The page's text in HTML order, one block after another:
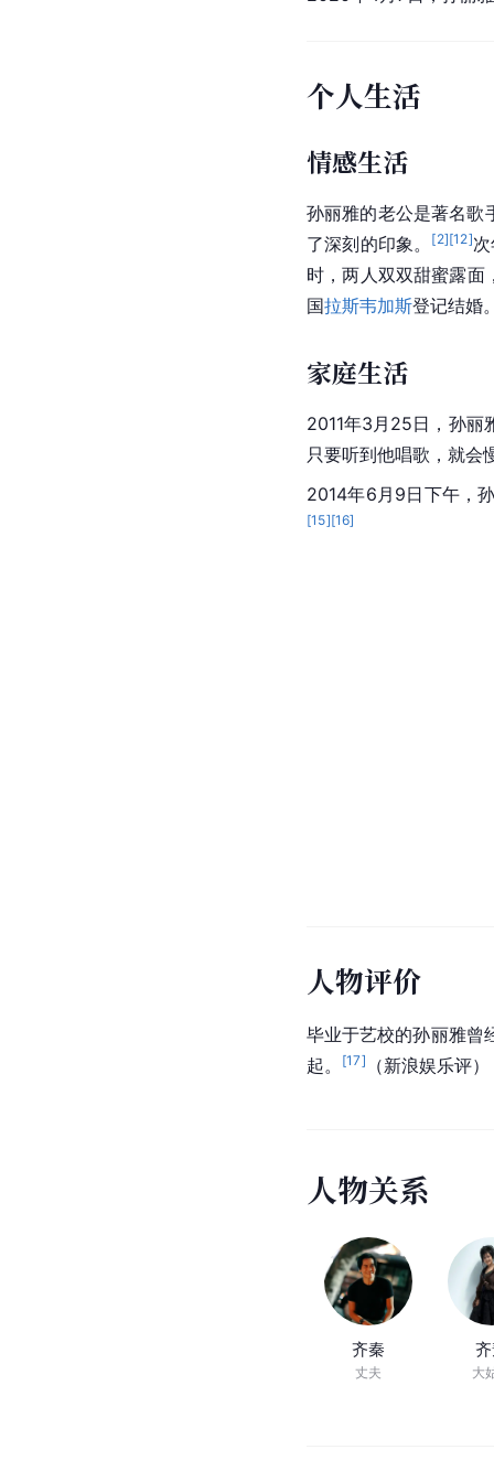
个人生活
情感生活
孙丽雅的老公是著名歌
了深刻的印象。
[2][12]
时，两人双双甜蜜露面
国拉斯韦加斯登记结婚
家庭生活
2011年3月25日，孙丽
只要听到他唱歌，就会
2014年6月9日下午，
[15][16]
人物评价
毕业于艺校的孙丽雅曾
起。
[17] （新浪娱乐评）
人物关系
齐秦
丈夫 大